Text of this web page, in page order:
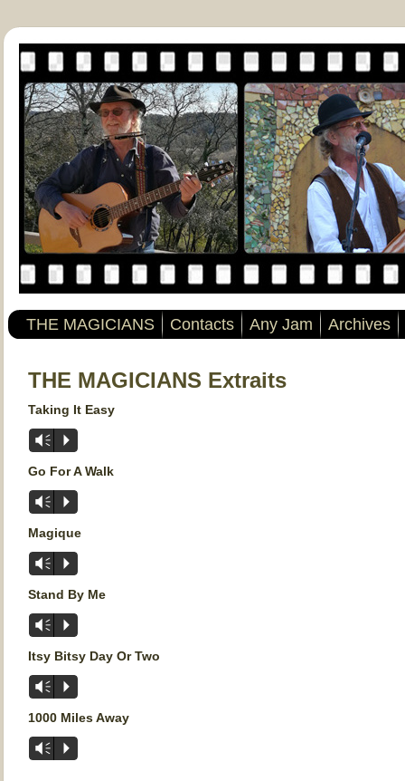
THE MAGICIANS Contacts Any Jam Archives
THE MAGICIANS Extraits
Taking It Easy
Lecteur
audio
Vm P
Go For A Walk
Lecteur
audio
Vm P
Magique
Vm P
Stand By Me
Vm P
Itsy Bitsy Day Or Two
Vm P
1000 Miles Away
Vm P